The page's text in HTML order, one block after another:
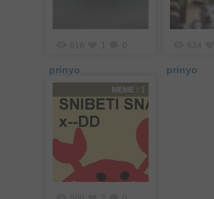
616
prinyo
634
prinyo
MEME / 1